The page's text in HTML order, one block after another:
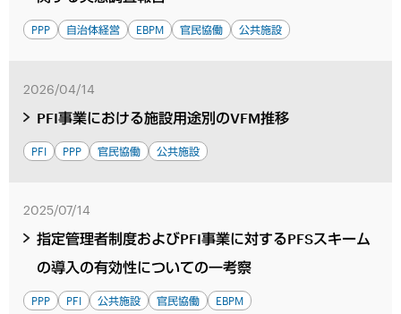
PPP 自治体経営 EBPM 官民協働 公共施設
2026/04/14
PFI事業における施設用途別のVFM推移
PFI PPP 官民協働 公共施設
2025/07/14
指定管理者制度およびPFI事業に対するPFSスキーム
の導入の有効性についての一考察
PPP PFI 公共施設 官民協働 EBPM